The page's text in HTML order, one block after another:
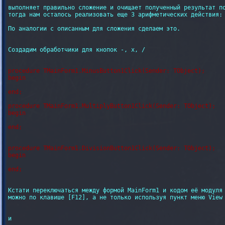
выполняет правильно сложение и очищает полученный результат
тогда нам осталось реализовать еще 3 арифметических
По аналогии с описанным для сложения сделаем это.
Создадим обработчики для кнопок -, x, /
procedure TMainForm1.MinusButton1Click(Sender: TObject);
begin
end;
procedure TMainForm1.MultiplyButton1Click(Sender: TObject);
begin
end;
procedure TMainForm1.DivisionButton1Click(Sender: TObject);
begin
Кстати переключаться между формой MainForm1 и кодом её
можно по клавише [F12], а не только используя пункт меню View
и